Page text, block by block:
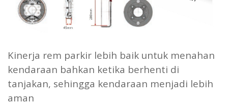
Kinerja rem parkir lebih baik untuk menahan
kendaraan bahkan ketika berhenti di
tanjakan, sehingga kendaraan menjadi lebih
aman